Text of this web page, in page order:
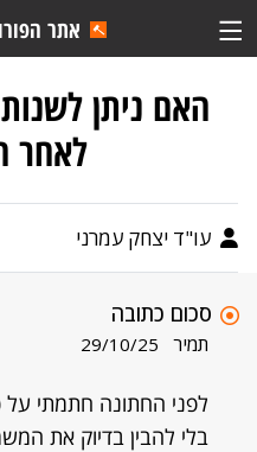
אתר
האם ניתן
לאחר
עו"ד יצחק עמרני
סכום כתובה
תמיר 29/10/25
לפני החתונה חתמתי על
בלי להבין בדיוק את